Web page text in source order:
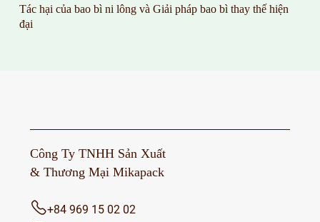
Tác hại của bao bì ni lông và Giải pháp bao bì thay thế hiện
đại
Công Ty TNHH Sản Xuất
& Thương Mại Mikapack
+84 969 15 02 02